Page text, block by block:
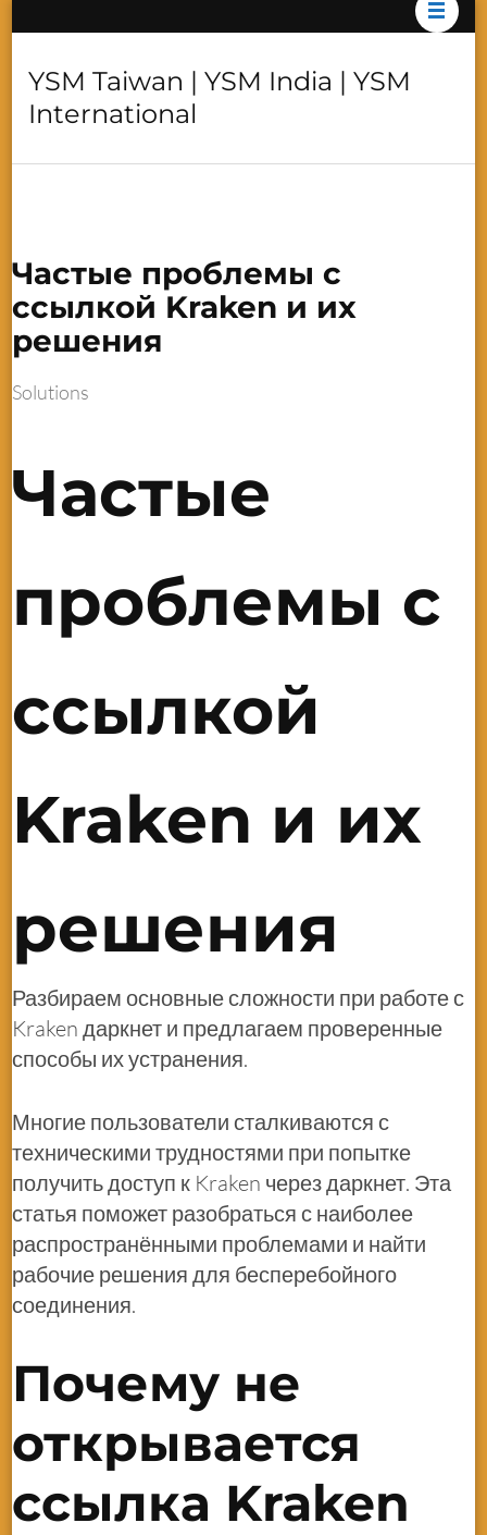
YSM Taiwan | YSM India | YSM
International
Частые проблемы с
ссылкой Kraken и их
решения
Solutions
Частые
проблемы с
ссылкой
Kraken и их
решения
Разбираем основные сложности при работе с
Kraken даркнет и предлагаем проверенные
способы их устранения.
Многие пользователи сталкиваются с
техническими трудностями при попытке
получить доступ к Kraken через даркнет. Эта
статья поможет разобраться с наиболее
распространёнными проблемами и найти
рабочие решения для бесперебойного
соединения.
Почему не
открывается
ссылка Kraken